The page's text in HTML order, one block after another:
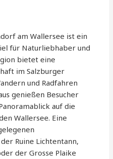
am Wallersee ist ein
für Naturliebhaber und
bietet eine
im Salzburger
und Radfahren
genießen Besucher
auf die
Wallersee. Eine
Ruine Lichtentann,
der Grosse Plaike